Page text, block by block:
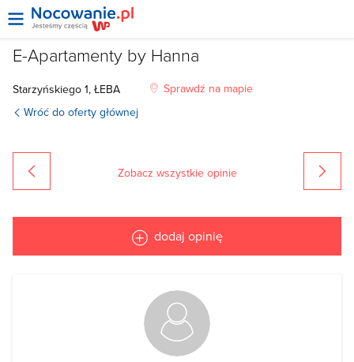
E-Apartamenty by Hanna
Starzyńskiego 1, ŁEBA
Sprawdź na mapie
Wróć do oferty głównej
Zobacz wszystkie opinie
dodaj opinię